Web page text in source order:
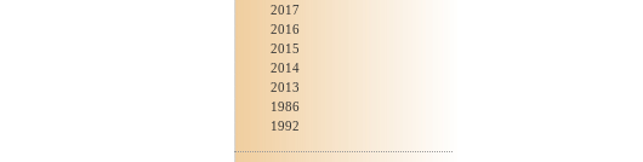
2017
2016
2015
2014
2013
1986
1992